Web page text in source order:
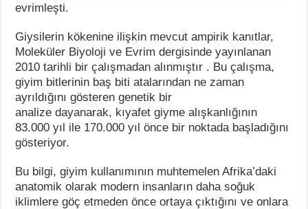
evrimleşti.
Giysilerin kökenine ilişkin mevcut ampirik kanıtlar,
Moleküler Biyoloji ve Evrim dergisinde yayınlanan
2010 tarihli bir çalışmadan alınmıştır . Bu çalışma,
giyim bitlerinin baş biti atalarından ne zaman
ayrıldığını gösteren genetik bir
analize dayanarak, kıyafet giyme alışkanlığının
83.000 yıl ile 170.000 yıl önce bir noktada başladığını
gösteriyor.
Bu bilgi, giyim kullanımının muhtemelen Afrika’daki
anatomik olarak modern insanların daha soğuk
iklimlere göç etmeden önce ortaya çıktığını ve onlara